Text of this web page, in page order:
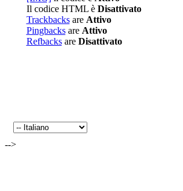
Il codice HTML è Disattivato
Trackbacksare Attivo
Pingbacksare Attivo
Refbacksare Disattivato
-->